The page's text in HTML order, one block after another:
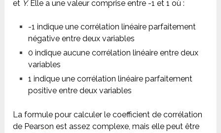
et Y.Elle a une valeur comprise entre -1 et 1 où :
-1 indique une corrélation linéaire parfaitement
négative entre deux variables
0 indique aucune corrélation linéaire entre deux
variables
1 indique une corrélation linéaire parfaitement
positive entre deux variables
La formule pour calculer le coefficient de corrélation
de Pearson est assez complexe, mais elle peut être